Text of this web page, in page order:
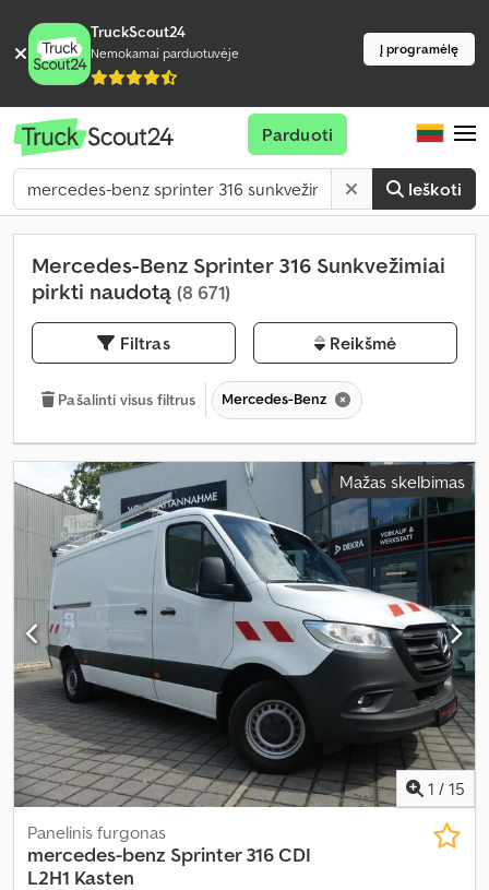
TruckScout24
Nemokamai parduotuvėje Į programėlę
Ieškoti
Parduoti
Mercedes-Benz Sprinter 316 Sunkvežimiai
pirkti naudotą (8 671)
Filtras Reikšmė
Pašalinti visus filtrus Mercedes-Benz
Mažas skelbimas
1 / 15
Panelinis furgonas
mercedes-benz Sprinter 316 CDI
L2H1 Kasten